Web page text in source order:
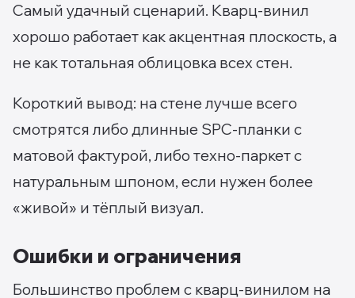
Самый удачный сценарий. Кварц-винил
хорошо работает как акцентная плоскость, а
не как тотальная облицовка всех стен.
Короткий вывод: на стене лучше всего
смотрятся либо длинные SPC-планки с
матовой фактурой, либо техно-паркет с
натуральным шпоном, если нужен более
«живой» и тёплый визуал.
Ошибки и ограничения
Большинство проблем с кварц-винилом на